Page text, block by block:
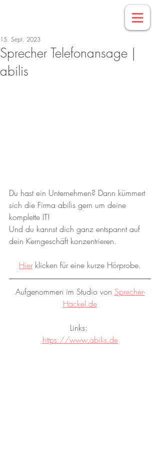
Sprecher Telefonansage |
abilis
15. Sept. 2023
Du hast ein Unternehmen? Dann kümmert
sich die Firma abilis gern um deine
komplette IT!
Und du kannst dich ganz entspannt auf
dein Kerngeschäft konzentrieren.
Hier klicken für eine kurze Hörprobe.
Aufgenommen im Studio von Sprecher-
Hackel.de
Links:
https://www.abilis.de